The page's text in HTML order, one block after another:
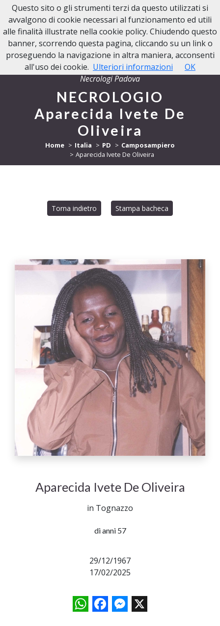
NECROLOGI PADOVA
Necrologi Padova
NECROLOGIO
Aparecida Ivete De
Oliveira
Home Italia PD
Camposampiero
Aparecida Ivete De Oliveira
Torna indietro Stampa bacheca
Aparecida Ivete De Oliveira
in Tognazzo
di anni 57
29/12/1967
17/02/2025
WhatsAppFacebookMessenger
X
Questo sito o gli strumenti terzi da questo utilizzati si
avvalgono di cookie necessari al funzionamento ed utili
alle finalità illustrate nella cookie policy. Chiudendo questo
banner, scorrendo questa pagina, cliccando su un link o
proseguendo la navigazione in altra maniera, acconsenti
all'uso dei cookie. Ulteriori informazioni OK